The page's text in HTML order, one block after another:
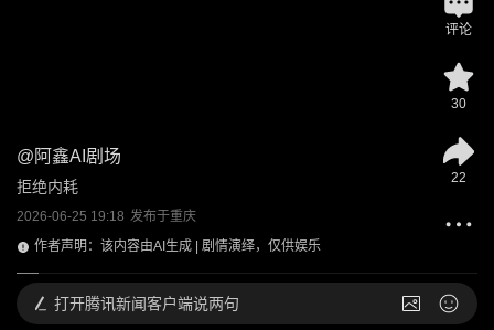
@ 阿鑫AI剧场
拒绝内耗
2026-06-25 19:18 发布于重庆
作者声明：该内容由AI生成 | 剧情演绎，仅供娱乐
评论
30
22
打开腾讯新闻客户端说两句